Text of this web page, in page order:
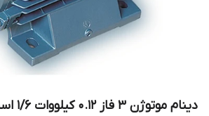
دینام موتوژن ۳ فاز 0.12 کیلووات 1/6 اسب بخار